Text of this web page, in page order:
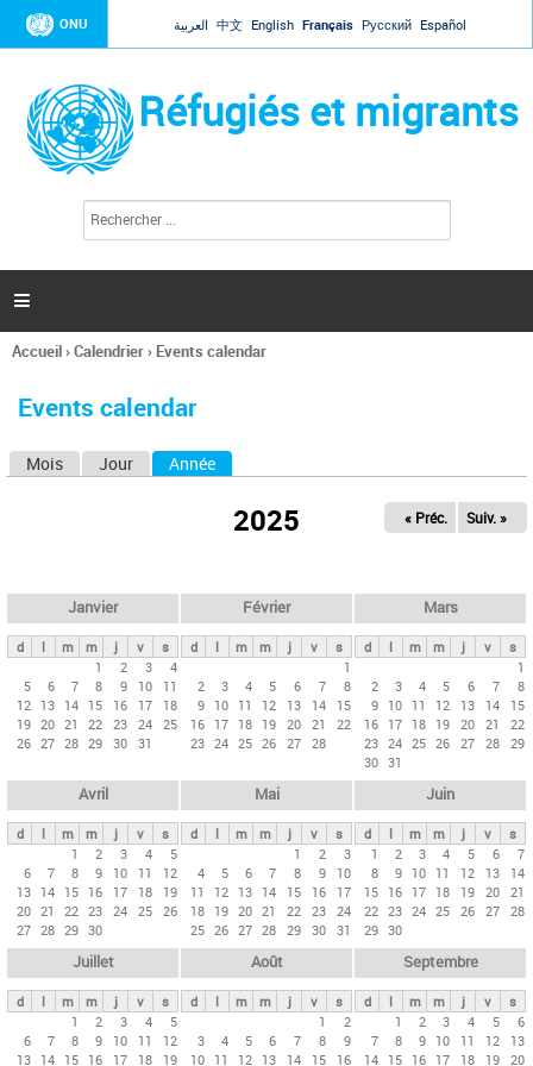
Jump to navigation
ONU العربية 中文 English Français Русский Español
Réfugiés et migrants
l
c
c
h
e

Vous
ici
Accueil›Calendrier› Events calendar
Events calendar
s
p
n
c
i
p
Mois Jour Année
2025 « Préc. Suiv. »
Janvier
d l m m j v
s
1
2 3
4
5
6 7 8 9 10
11
12 13 14 15 16 17
18
19 20 21 22 23 24 25
26 27 28 29 30 31
Février
d l m m j v
s
1
2
3 4 5 6 7
8
9 10 11 12 13 14
15
16 17 18 19 20 21
22
23 24 25 26 27 28
Mars
d l m m j v
s
1
2
3 4 5 6 7
8
9 10 11 12 13 14
15
16 17 18 19 20 21
22
23 24 25 26 27 28 29
30 31
Avril
d l m m j v
s
1
2 3 4
5
6
7 8 9 10 11
12
13 14 15 16 17 18
19
20 21 22 23 24 25 26
27 28 29 30
Mai
d l m m j v
s
1
2
3
4
5 6 7 8 9
10
11
12 13 14 15 16
17
18 19 20 21 22 23 24
25 26 27 28 29 30 31
Juin
d l m m j v
s
1
2 3 4 5 6
7
8
9 10 11 12 13
14
15 16 17 18 19 20 21
22 23 24 25 26 27 28
29 30
Juillet
d l m m j v
s
1
2 3 4
5
6
7 8 9 10 11
12
13 14 15 16 17 18 19
Août
d l m m j v
s
1
2
3
4 5 6 7 8
9
10 11 12 13 14 15 16
Septembre
d l m m j v
s
1
2 3 4 5
6
7
8 9 10 11 12
13
14 15 16 17 18 19 20